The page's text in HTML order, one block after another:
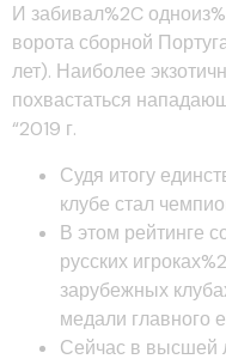
И забивал%2C
ворота сборной
лет). Наиболее
похвастаться
“2019 г.
Судя итогу
клубе стал
В этом рейтинге
русских
зарубежных
медали главного
Сейчас в высшей